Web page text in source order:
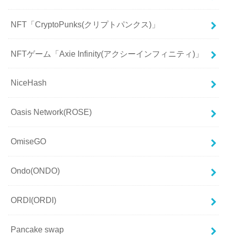
NFT「CryptoPunks(クリプトパンクス)」
NFTゲーム「Axie Infinity(アクシーインフィニティ)」
NiceHash
Oasis Network(ROSE)
OmiseGO
Ondo(ONDO)
ORDI(ORDI)
Pancake swap